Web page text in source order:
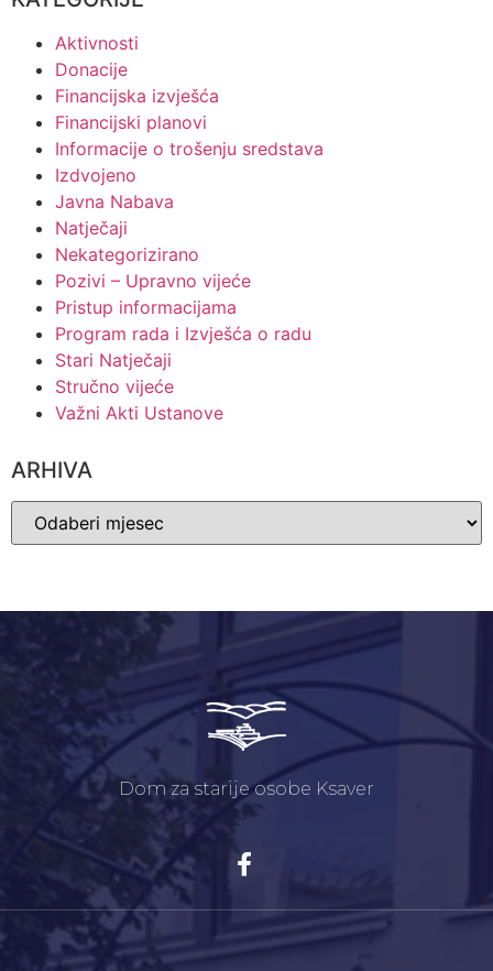
Aktivnosti
Donacije
Financijska izvješća
Financijski planovi
Informacije o trošenju sredstava
Izdvojeno
Javna Nabava
Natječaji
Nekategorizirano
Pozivi – Upravno vijeće
Pristup informacijama
Program rada i Izvješća o radu
Stari Natječaji
Stručno vijeće
Važni Akti Ustanove
ARHIVA
Dom za starije osobe Ksaver